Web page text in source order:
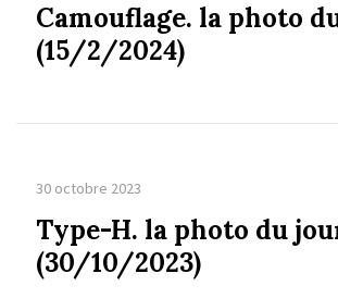
Camouflage. la photo
(15/2/2024)
30 octobre 2023
Type-H. la photo du
(30/10/2023)